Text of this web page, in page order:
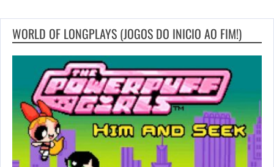
WORLD OF LONGPLAYS (JOGOS DO INICIO AO FIM!)